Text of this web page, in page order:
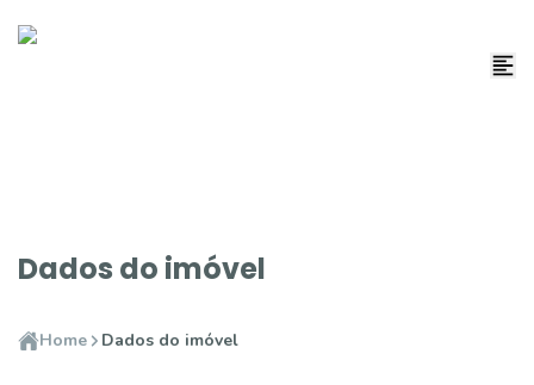
Dados do imóvel
Home Dados do imóvel